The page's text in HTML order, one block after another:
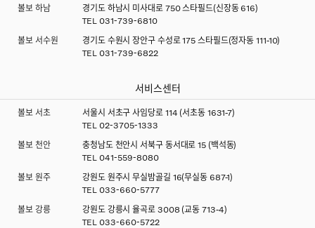
볼보 하남
경기도 하남시 미사대로 750 스타필드(신장동 616)
TEL 031-739-6810
볼보 서수원
경기도 수원시 장안구 수성로 175 스타필드(정자동 111-10)
TEL 031-739-6822
서비스센터
볼보 서초
서울시 서초구 사임당로 114 (서초동 1631-7)
TEL 02-3705-1333
볼보 천안
충청남도 천안시 서북구 동서대로 15 (백석동)
TEL 041-559-8080
볼보 원주
강원도 원주시 무실밤골길 16(무실동 687-1)
TEL 033-660-5777
볼보 강릉
강원도 강릉시 율곡로 3008 (교동 713-4)
TEL 033-660-5722